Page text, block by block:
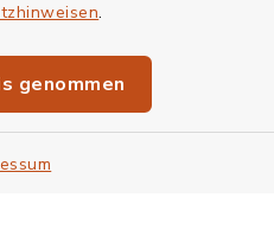
.
genommen